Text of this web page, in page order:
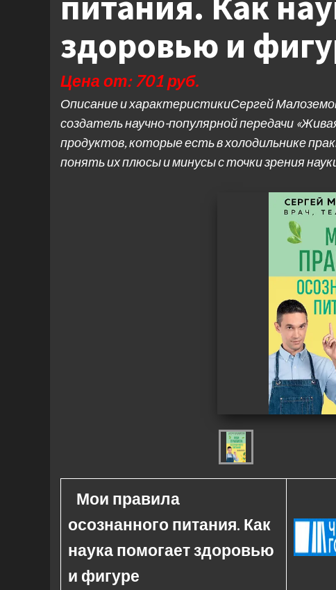
здоровью и
Цена от: 701 руб.
Описание и характеристикиСергей
создатель научно-популярной передачи
продуктов, которые есть в холодильнике
понять их плюсы и минусы с точки зрения
Мои правила
осознанного питания. Как
наука помогает здоровью
и фигуре